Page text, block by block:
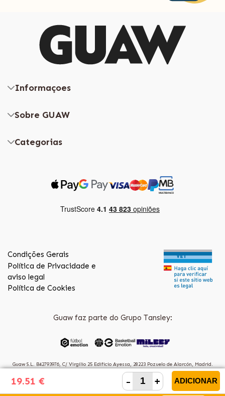
19.51 € - + ADICIONAR
Informaçoes
Sobre GUAW
Categorias
Condições Gerais
Política de Privacidade e
aviso legal
Política de Cookies
Guaw faz parte do Grupo Tansley:
Guaw S.L. B42793976, C/ Virgilio 25 Edificio Ayessa, 28223 Pozuelo de Alarcón, Madrid.